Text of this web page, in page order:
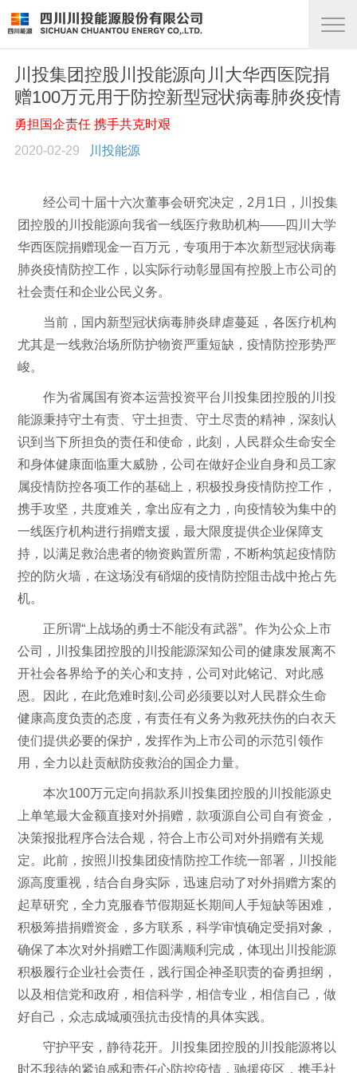
川投集团控股川投能源向川大华西医院捐
赠100万元用于防控新型冠状病毒肺炎疫情
勇担国企责任 携手共克时艰
2020-02-29
川投能源
经公司十届十六次董事会研究决定，2月1日，川投集
团控股的川投能源向我省一线医疗救助机构——四川大学
华西医院捐赠现金一百万元，专项用于本次新型冠状病毒
肺炎疫情防控工作，以实际行动彰显国有控股上市公司的
社会责任和企业公民义务。
当前，国内新型冠状病毒肺炎肆虐蔓延，各医疗机构
尤其是一线救治场所防护物资严重短缺，疫情防控形势严
峻。
作为省属国有资本运营投资平台川投集团控股的川投
能源秉持守土有责、守土担责、守土尽责的精神，深刻认
识到当下所担负的责任和使命，此刻，人民群众生命安全
和身体健康面临重大威胁，公司在做好企业自身和员工家
属疫情防控各项工作的基础上，积极投身疫情防控工作，
携手攻坚，共度难关，拿出应有之力，向疫情较为集中的
一线医疗机构进行捐赠支援，最大限度提供企业保障支
持，以满足救治患者的物资购置所需，不断构筑起疫情防
控的防火墙，在这场没有硝烟的疫情防控阻击战中抢占先
机。
正所谓“上战场的勇士不能没有武器”。作为公众上市
公司，川投集团控股的川投能源深知公司的健康发展离不
开社会各界给予的关心和支持，公司对此铭记、对此感
恩。因此，在此危难时刻,公司必须要以对人民群众生命
健康高度负责的态度，有责任有义务为救死扶伤的白衣天
使们提供必要的保护，发挥作为上市公司的示范引领作
用，全力以赴贡献防疫救治的国企力量。
本次100万元定向捐款系川投集团控股的川投能源史
上单笔最大金额直接对外捐赠，款项源自公司自有资金，
决策报批程序合法合规，符合上市公司对外捐赠有关规
定。此前，按照川投集团疫情防控工作统一部署，川投能
源高度重视，结合自身实际，迅速启动了对外捐赠方案的
起草研究，全力克服春节假期延长期间人手短缺等困难，
积极筹措捐赠资金，多方联系，科学审慎确定受捐对象，
确保了本次对外捐赠工作圆满顺利完成，体现出川投能源
积极履行企业社会责任，践行国企神圣职责的奋勇担纲，
以及相信党和政府，相信科学，相信专业，相信自己，做
好自己，众志成城顽强抗击疫情的具体实践。
守护平安，静待花开。川投集团控股的川投能源将以
时不我待的紧迫感和责任心防控疫情，驰援疫区，携手社